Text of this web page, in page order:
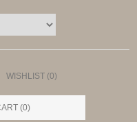
WISHLIST (0)
(0)